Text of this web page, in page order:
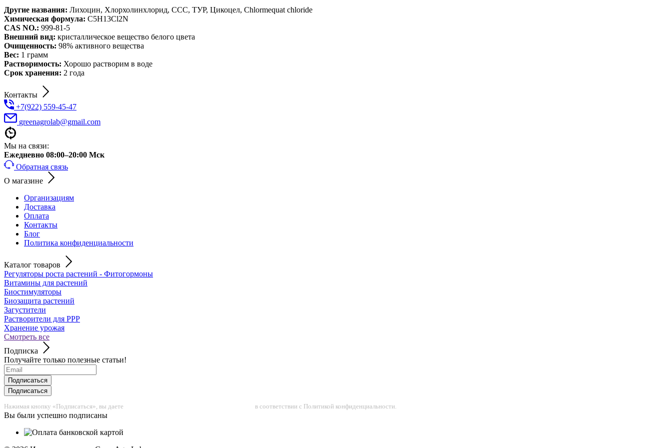
Другие названия: Лихоцин, Хлорхолинхлорид, ССС, ТУР, Цикоцел, Chlormequat chloride
Химическая формула: C5H13Cl2N
CAS NO.: 999-81-5
Внешний вид: кристаллическое вещество белого цвета
Очищенность: 98% активного вещества
Вес: 1 грамм
Растворимость: Хорошо растворим в воде
Срок хранения: 2 года
Контакты
+7(922) 559-45-47
greenagrolab@gmail.com
Мы на связи:
Ежедневно 08:00–20:00 Мск
Обратная связь
О магазине
Организациям
Доставка
Оплата
Контакты
Блог
Политика конфиденциальности
Каталог товаров
Регуляторы роста растений - Фитогормоны
Витамины для растений
Биостимуляторы
Биозащита растений
Загустители
Растворители для РРР
Хранение урожая
Смотреть все
Подписка
Получайте только полезные статьи!
Подписаться
Подписаться
Нажимая кнопку «Подписаться», вы даете в соответствии с Политикой конфиденциальности.
Вы были успешно подписаны